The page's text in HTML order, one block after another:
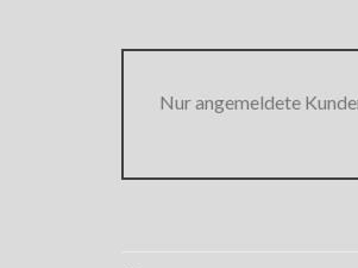
Nur angemeldete